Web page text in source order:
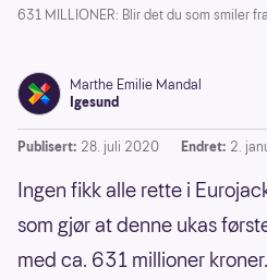
631 MILLIONER: Blir det du som smiler
Marthe Emilie Mandal
Igesund
Publisert: 28. juli 2020 Endret: 2.
Ingen fikk alle rette i
som gjør at denne ukas
med ca. 631 millioner